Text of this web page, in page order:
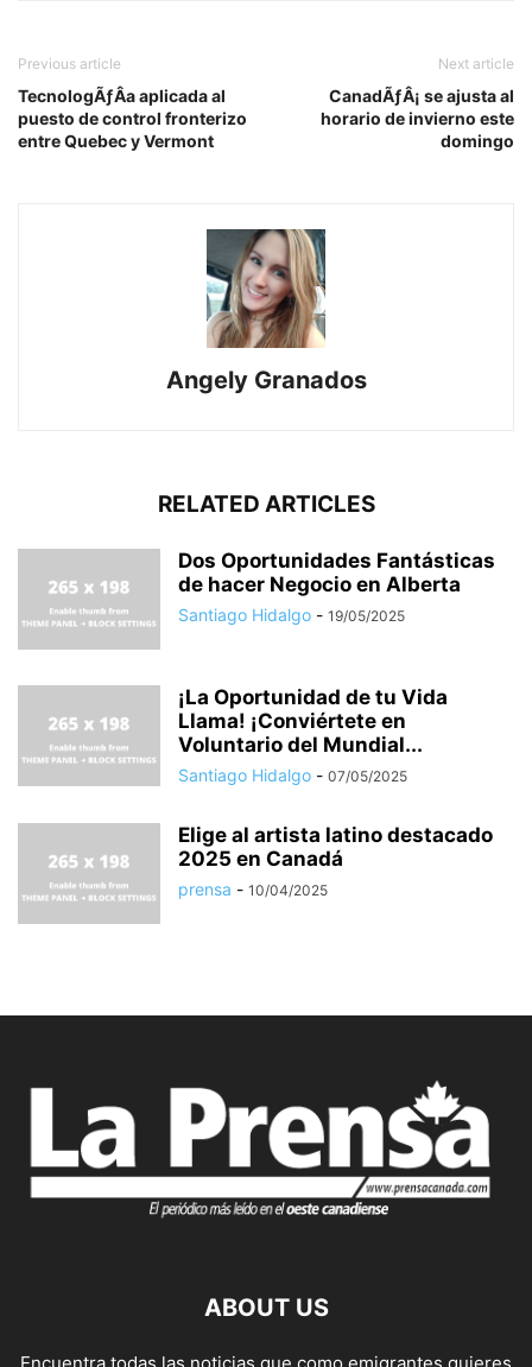
Previous article
TecnologÃƒÂ­a aplicada al
puesto de control fronterizo
entre Quebec y Vermont
Next article
CanadÃƒÂ¡ se ajusta al
horario de invierno este
domingo
Angely Granados
RELATED ARTICLES
Dos Oportunidades Fantásticas
de hacer Negocio en Alberta
Santiago Hidalgo - 19/05/2025
¡La Oportunidad de tu Vida
Llama! ¡Conviértete en
Voluntario del Mundial...
Santiago Hidalgo - 07/05/2025
Elige al artista latino destacado
2025 en Canadá
prensa - 10/04/2025
ABOUT US